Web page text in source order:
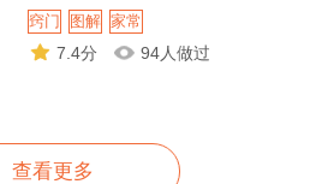
窍门 图解 家常
7.4分 94人做过
查看更多